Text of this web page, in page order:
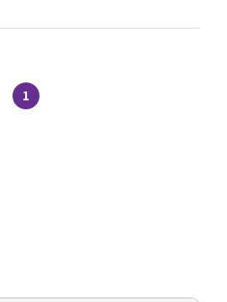
1